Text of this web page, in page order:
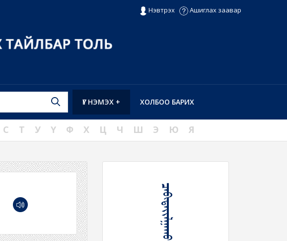
Нэвтрэх Ашиглах заавар
ХОЛБОО БАРИХ
ҮГ НЭМЭХ +
С Т У Ү Ф Х Ц Ч Ш Э Ю Я
ᠴᠠᠪᠢᠳᠠᠶᠢᠯᠭᠠᠬᠤ